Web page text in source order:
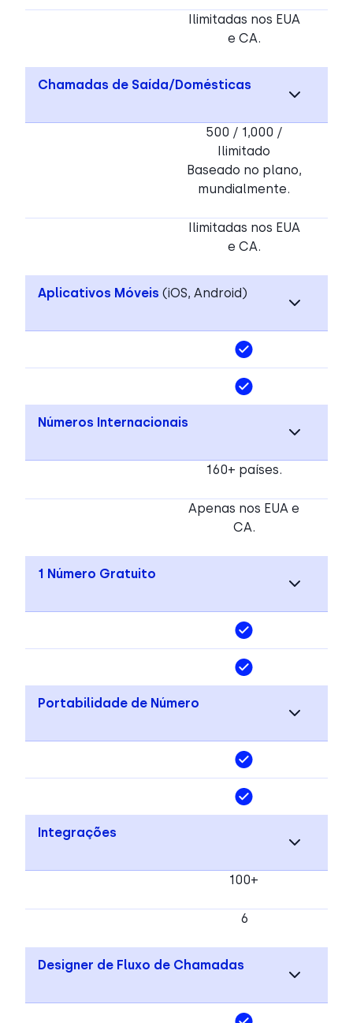
Ilimitadas nos EUA
e CA.
Chamadas de Saída/Domésticas
500 / 1,000 /
Ilimitado
Baseado no plano,
mundialmente.
Ilimitadas nos EUA
e CA.
Aplicativos Móveis (iOS, Android)
Números Internacionais
160+ países.
Apenas nos EUA e
CA.
1 Número Gratuito
Portabilidade de Número
Integrações
100+
6
Designer de Fluxo de Chamadas